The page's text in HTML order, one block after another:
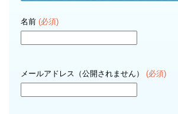
名前 (必須)
メールアドレス（公開されません） (必須)